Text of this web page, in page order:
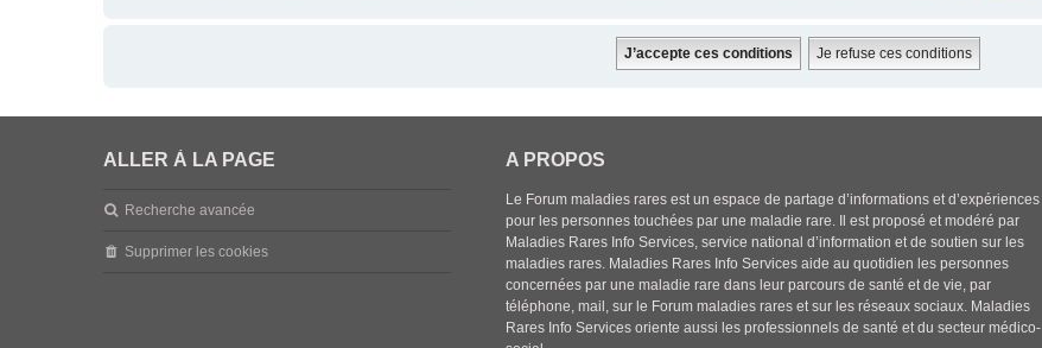
ALLER À LA PAGE
Recherche avancée
Supprimer les cookies
A PROPOS
Le Forum maladies rares est un espace de partage d’informations et d’expériences
pour les personnes touchées par une maladie rare. Il est proposé et modéré par
Maladies Rares Info Services, service national d’information et de soutien sur les
maladies rares. Maladies Rares Info Services aide au quotidien les personnes
concernées par une maladie rare dans leur parcours de santé et de vie, par
téléphone, mail, sur le Forum maladies rares et sur les réseaux sociaux. Maladies
Rares Info Services oriente aussi les professionnels de santé et du secteur médico-